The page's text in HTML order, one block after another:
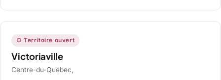
○ Territoire ouvert
Victoriaville
Centre-du-Québec,